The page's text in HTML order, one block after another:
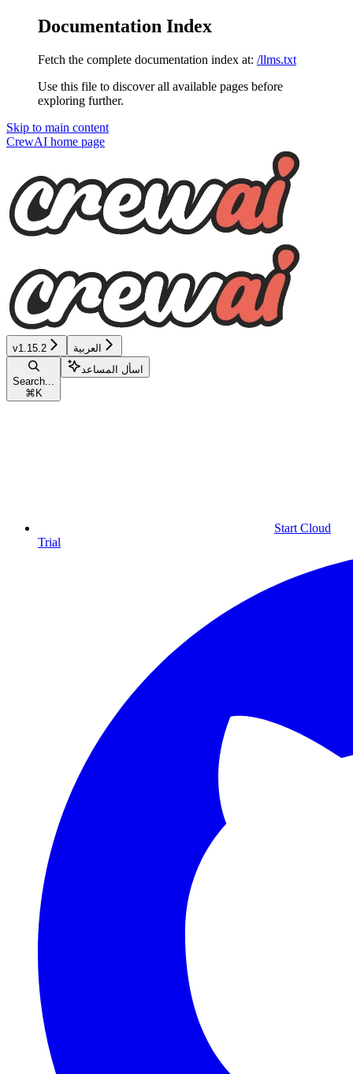
Documentation Index
Fetch the complete documentation index at: /llms.txt
Use this file to discover all available pages before
exploring further.
Skip to main content
CrewAI home page
v1.15.2 العربية
Search...
⌘ K
اسأل المساعد
Start Cloud
Trial